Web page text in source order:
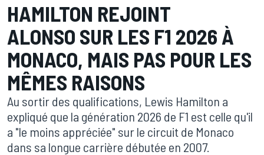
HAMILTON REJOINT
ALONSO SUR LES F1 2026 À
MONACO, MAIS PAS POUR LES
MÊMES RAISONS
Au sortir des qualifications, Lewis Hamilton a
expliqué que la génération 2026 de F1 est celle qu'il
a "le moins appréciée" sur le circuit de Monaco
dans sa longue carrière débutée en 2007.